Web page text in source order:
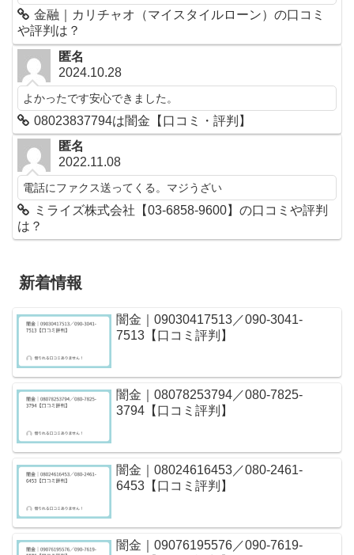
金融｜カリチャオ（マイスタイルローン）の口コミ
や評判は？
匿名
2024.10.28
よかったです安心できました。
08023837794は闇金【口コミ・評判】
匿名
2022.11.08
電話にファクス送ってくる。マジうざい
ミライズ株式会社【03-6858-9600】の口コミや評判
は？
新着情報
闇金｜09030417513／090-3041-
7513【口コミ評判】
闇金｜08078253794／080-7825-
3794【口コミ評判】
闇金｜08024616453／080-2461-
6453【口コミ評判】
闇金｜09076195576／090-7619-